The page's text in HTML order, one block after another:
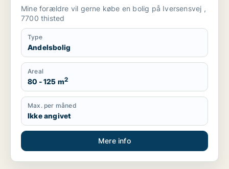
Mine forældre vil gerne købe en bolig på Iversensvej ,
7700 thisted
Type
Andelsbolig
Areal
80 - 125 m2
Max. per måned
Ikke angivet
Mere info